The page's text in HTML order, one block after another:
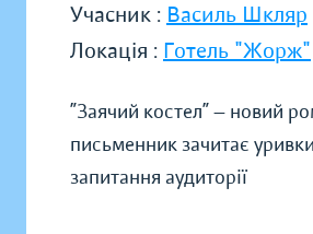
Учасник : Василь Шкляр
Локація : Готель "Жорж"
”Заячий костел” — новий
письменник зачитає
запитання аудиторії